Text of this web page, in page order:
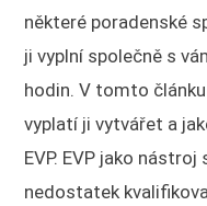
některé poradenské
ji vyplní společně s
hodin. V tomto
vyplatí ji vytvářet a
EVP. EVP jako
nedostatek